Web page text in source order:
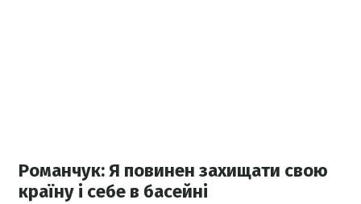
Романчук: Я повинен захищати свою
країну і себе в басейні